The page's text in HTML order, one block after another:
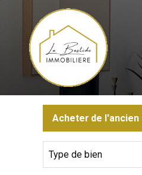
Acheter de l'ancien
De l'ancien
Type de bien